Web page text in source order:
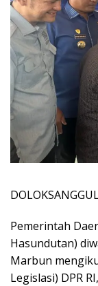
Pemerintah
Hasundutan)
Marbun
Legislasi) DPR